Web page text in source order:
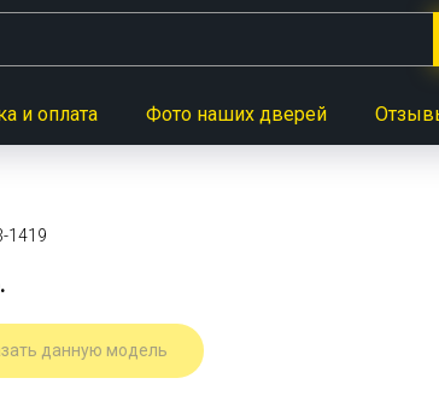
и оплата Фото наших дверей
1419
данную модель